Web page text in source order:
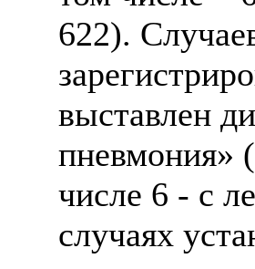
622).
выставлен
пневмония»
числе 6 - с
случаях